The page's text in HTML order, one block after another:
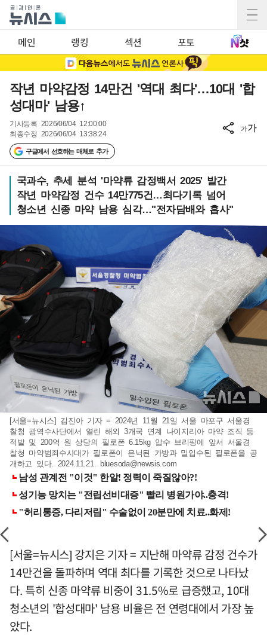
메인 랭킹 섹션 포토
작년 마약감정 14만건 '역대 최다'…10대 '합
성대마' 남용↑
기사등록 2026/06/04 12:00:00
최종수정 2026/06/04 13:38:24
구글에서 선호하는 매체로 추가
가가
국과수, 추세 분석 '마약류 감정백서 2025' 발간
작년 마약감정 건수 14만775건…최다기록 넘어
청소년 신종 마약 남용 심각…"전자담배와 흡사"
[서울=뉴시스] 김진아 기자 = 2024년 11월 21일 서울 마포구 서울경
찰청 광역수사단에서 열린 해외 3개국 연계 나이지리아 마약 조직 등
적발 및 200억 원 상당의 필로폰 6.15kg 압수 브리핑에 앞서 서울경
찰청 마약범죄수사대가 필로폰이 은닉된 가방과 밀입수된 필로폰을 공
개하고 있다. 2024.11.21.
bluesoda@newsis.com
[서울=뉴시스] 강지은 기자 = 지난해 마약류 감정 건수가
14만건을 돌파하며 역대 최다를 기록한 것으로 나타났
다. 특히 신종 마약류 비중이 31.5%로 급증했고, 10대
청소년의 '합성대마' 남용 비율은 전 연령대에서 가장 높
았다.